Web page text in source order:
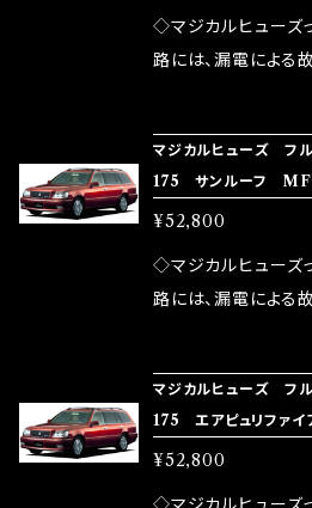
発揮します。 ・アク
ドリング安定化（静
など、これらの効果
モータースポーツシ
品化を果たしておりま
が大きい。 2.金属部
中に漏電してしまう
ズが、マジカルヒュ
ヒューズの効果 マ
果・接触抵抗低減効
発揮します。 ・アク
ドリング安定化（静
など、これらの効果
モータースポーツシ
品化を果たしておりま
◇マジカルヒューズ
路には、漏電による
路として、各回路へ
しかし、ヒューズに
ます。 1.溶接回路であるため、配線と比較し抵抗
が大きい。 2.金属部
中に漏電してしまう
ズが、マジカルヒュ
ヒューズの効果 マ
果・接触抵抗低減効
発揮します。 ・アク
マジカルヒューズ フ
175 サンルーフ
¥52,800
◇マジカルヒューズ
路には、漏電による
路として、各回路へ
しかし、ヒューズに
ます。 1.溶接回路であるため、配線と比較し抵抗
が大きい。 2.金属部
マジカルヒューズ フ
175 エアピュリフ
¥52,800